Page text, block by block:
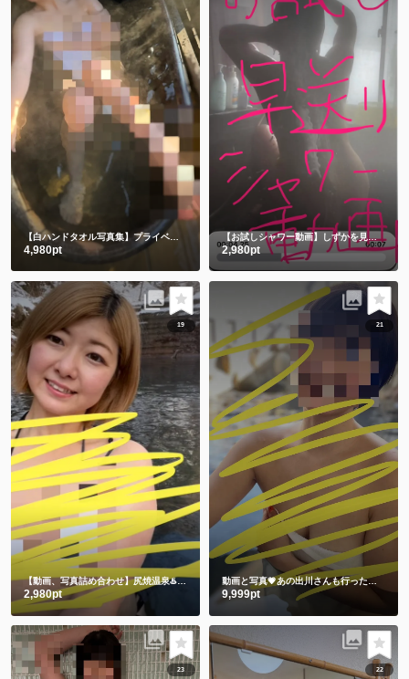
【白ハンドタオル写真集】プライベート感満載の貸切露天風呂㊙️前編
4,980pt
【お試しシャワー動画】しずかを見つけてくれてありがとう🫶
2,980pt
19
【動画、写真詰め合わせ】尻焼温泉♨️牛さん水着と鬼さん豆まき 恒例飛び込み動画付き🏊
2,980pt
21
動画と写真💗あの出川さんも行った温泉 3年前の私です🫣 スマホの中に埋もれてました😋
9,999pt
23 22